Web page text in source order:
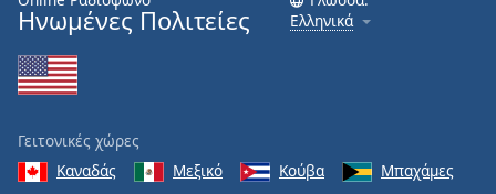
Ηνωμένες Πολιτείες
Ελληνικά
Γειτονικές χώρες
Καναδάς
Μεξικό Κούβα
Μπαχάμες